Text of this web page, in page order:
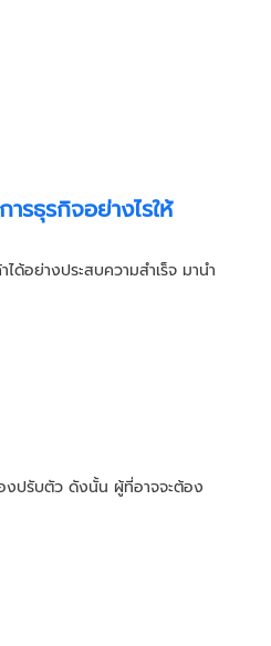
รธุรกิจอย่างไรให้
อย่างประสบความสำเร็จ มานำ
งปรับตัว ดังนั้น ผู้ที่อาจจะต้อง